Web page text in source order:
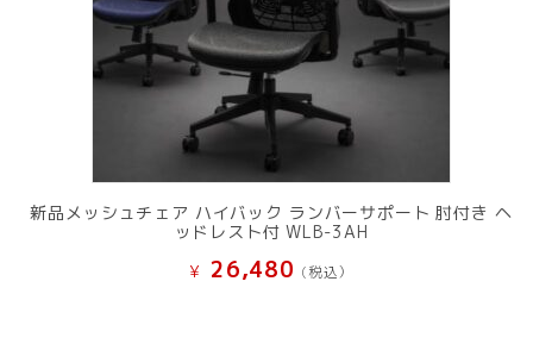
新品メッシュチェア ハイバック ランバーサポート 肘付き ヘ
ッドレスト付 WLB-3AH
¥ 26,480 (税込）